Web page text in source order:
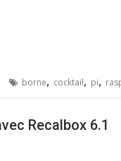
borne, cocktail, pi,
Recalbox 6.1